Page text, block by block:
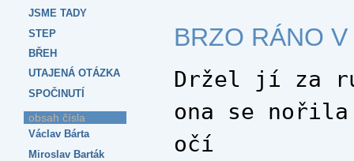
JSME TADY
STEP
BŘEH
UTAJENÁ OTÁZKA
SPOČINUTÍ
obsah čísla
Václav Bárta
Miroslav Barták
BRZO RÁNO
Držel jí za
ona se
očí